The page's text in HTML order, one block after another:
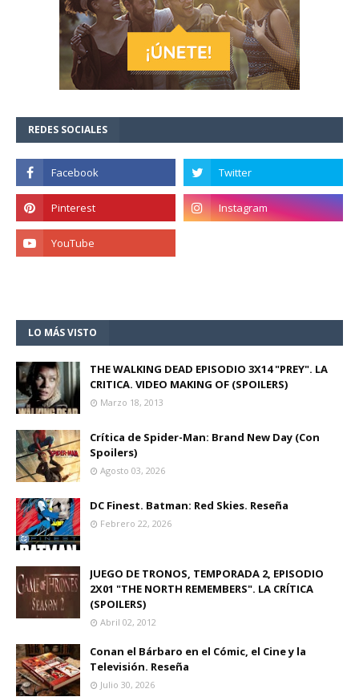
REDES SOCIALES
LO MÁS VISTO
THE WALKING DEAD EPISODIO 3X14 "PREY". LA
CRITICA. VIDEO MAKING OF (SPOILERS)
Marzo 18, 2013
Crítica de Spider-Man: Brand New Day (Con
Spoilers)
Agosto 03, 2026
DC Finest. Batman: Red Skies. Reseña
Febrero 22, 2026
JUEGO DE TRONOS, TEMPORADA 2, EPISODIO
2X01 "THE NORTH REMEMBERS". LA CRÍTICA
(SPOILERS)
Abril 02, 2012
Conan el Bárbaro en el Cómic, el Cine y la
Televisión. Reseña
Julio 30, 2026